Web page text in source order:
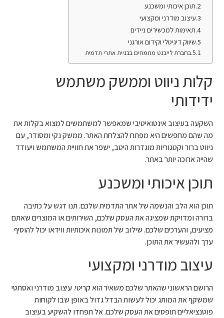
תוכן איכותי ומשכנע
עיצוב מודרני ומקצועי
תאימות למכשירים ניידים
שיווק דיגיטלי וקידום אורגני
בחברת לייבנט מתמחים בבניית אתרי תדמית
קלות ניווט וממשק משתמש
ידידותי
השקעה בעיצוב אינטואיטיבי שמאפשר למשתמשים למצוא בקלות את
מה שהם מחפשים היא מפתח להצלחת האתר. ממשק נקי ומסודר, עם
ניווט ברור וקטגוריות מוגדרות היטב, ישפר את חוויית המשתמש ויעודד
שהייה ארוכה יותר באתר.
תוכן איכותי ומשכנע
תוכן הוא הלב והנשמה של אתר התדמית שלכם. תנו דגש על כתיבה
ברורה ומדויקת שמציגה את העסק שלכם, השירותים או המוצרים שאתם
מציעים, והערכים שלכם. שילוב של תמונות איכותיות ווידאו יכול להוסיף
ערך ולהעשיר את התוכן.
עיצוב מודרני ומקצועי
הרושם הראשוני שהאתר שלכם משאיר הוא קריטי. עיצוב מודרני ואסתטי
שמשקף את המותג יכול לעשות הבדל גדול באופן שבו לקוחות
פוטנציאליים תופסים את העסק שלכם. אל תפחדו להשקיע בעיצוב